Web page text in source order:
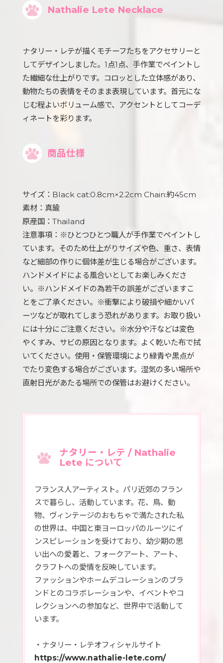
Nathalie Lete Necklace
ナタリー・レテが描くモチーフたちをアクセサリーと
してデザインしました。1点1点、手作業でペイントし
た繊細な仕上がりです。コロッとした立体感があり、
動物たちの表情をそのまま表現しています。首元にな
じむ程よいボリューム感で、アクセントとしてコーデ
ィネートを彩ります。
商品仕様
サイズ：Black cat:0.8cm×2.2cm Chain:約45cm
素材：真鍮
原産国：Thailand
注意事項：※ひとつひとつ職人が手作業でペイントし
ています。そのため仕上がりサイズや色、重さ、表情
など細部の作りに個体差が生じる場合がございます。
ハンドメイドによる風合いとしてお楽しみくださ
い。※ハンドメイドの為若干の誤差がございますこ
とをご了承ください。※衝撃により破損や細かいパ
ーツなどが取れてしまう恐れがあります。お取り扱い
には十分にご注意ください。※水分や汗などは変色
やくすみ、サビの原因となります。よく乾いた布で拭
いてください。使用・保管環境により緑青や黒点が
でたり変色する場合がございます。湿気の多い場所や
直射日光があたる場所での保管はお避けください。
ナタリー・レテ / Nathalie
Lete について
フランス人アーティスト。パリ近郊のフラン
スで暮らし、活動しています。花、鳥、動
物、ヴィンテージのおもちゃで満たされた私
の世界は、中国と東ヨーロッパのルーツにイ
ンスピレーションを受けており、幼少期の思
い出への愛着と、フォークアート、アート、
クラフトへの愛情を反映しています。
ファッションやホームデコレーションのブラ
ンドとのコラボレーションや、イベントやコ
レクションへの参加など、世界中で活動して
います。
・ナタリー・レテオフィシャルサイト
https://www.nathalie-lete.com/